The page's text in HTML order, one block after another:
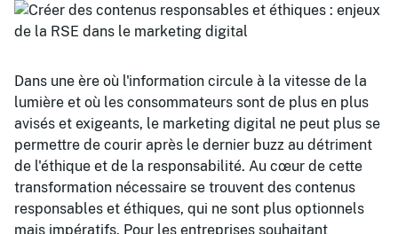
Dans une ère où l'information circule à la vitesse de la
lumière et où les consommateurs sont de plus en plus
avisés et exigeants, le marketing digital ne peut plus se
permettre de courir après le dernier buzz au détriment
de l'éthique et de la responsabilité. Au cœur de cette
transformation nécessaire se trouvent des contenus
responsables et éthiques, qui ne sont plus optionnels
mais impératifs. Pour les entreprises souhaitant